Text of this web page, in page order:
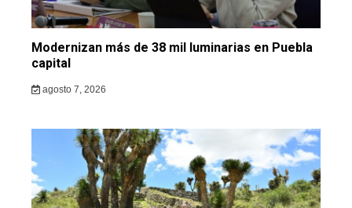
Modernizan más de 38 mil luminarias en Puebla
capital
agosto 7, 2026